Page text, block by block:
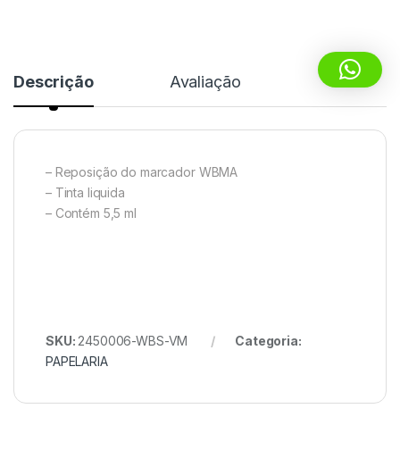
Descrição Avaliação
– Reposição do marcador WBMA
– Tinta liquida
– Contém 5,5 ml
SKU: 2450006-WBS-VM
Categoria:
PAPELARIA